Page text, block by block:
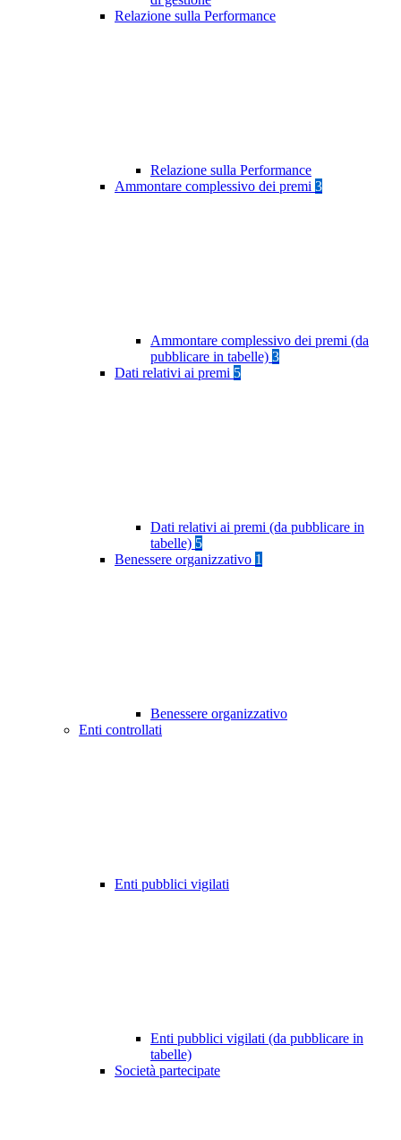
Relazione sulla Performance
Relazione sulla Performance
Ammontare complessivo dei premi 3
Ammontare complessivo dei premi (da
pubblicare in tabelle) 3
Dati relativi ai premi 5
Dati relativi ai premi (da pubblicare in
tabelle) 5
Benessere organizzativo 1
Benessere organizzativo
Enti controllati
Enti pubblici vigilati
Enti pubblici vigilati (da pubblicare in
tabelle)
Società partecipate